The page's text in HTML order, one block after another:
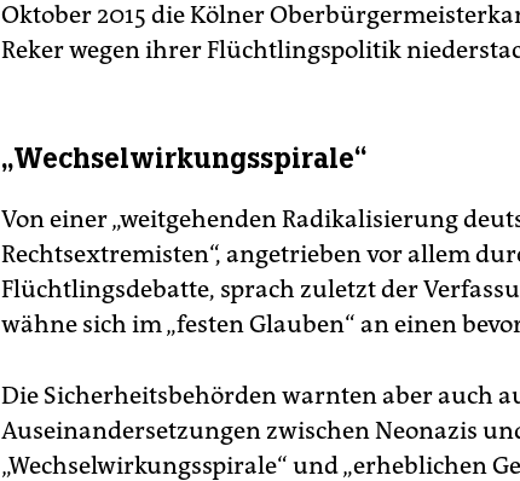
Oktober 2015 die Kölner
Reker wegen ihrer Flüchtlingspolitik
„Wechselwirkungsspirale“
Von einer „weitgehenden Radikalisierung
Rechtsextremisten“, angetrieben vor allem
Flüchtlingsdebatte, sprach zuletzt der
wähne sich im „festen Glauben“ an einen
Die Sicherheitsbehörden warnten aber auch
Auseinandersetzungen zwischen Neonazis
„Wechselwirkungsspirale“ und „erheblichen